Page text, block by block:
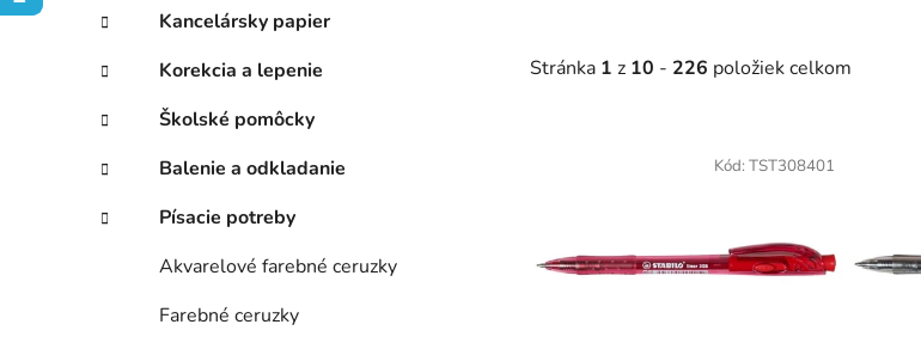
n
e
l
e
Kancelársky papier
Korekcia a lepenie
Školské pomôcky
Balenie a odkladanie
Písacie potreby
Akvarelové farebné ceruzky
Farebné ceruzky
Stránka 1 z 10 - 226 položiek celkom
s
Kód: TST308401